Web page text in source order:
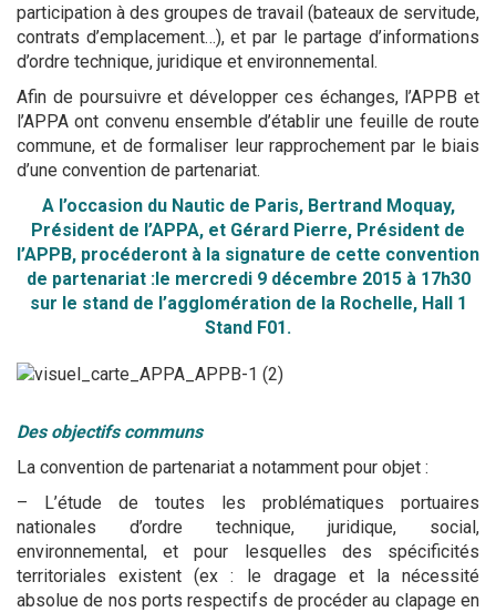
participation à des groupes de travail (bateaux de servitude,
contrats d’emplacement…), et par le partage d’informations
d’ordre technique, juridique et environnemental.
Afin de poursuivre et développer ces échanges, l’APPB et
l’APPA ont convenu ensemble d’établir une feuille de route
commune, et de formaliser leur rapprochement par le biais
d’une convention de partenariat.
A l’occasion du Nautic de Paris, Bertrand Moquay,
Président de l’APPA, et Gérard Pierre, Président de
l’APPB, procéderont à la signature de cette convention
de partenariat :le mercredi 9 décembre 2015 à 17h30
sur le stand de l’agglomération de la Rochelle, Hall 1
Stand F01.
Des objectifs communs
La convention de partenariat a notamment pour objet :
– L’étude de toutes les problématiques portuaires
nationales d’ordre technique, juridique, social,
environnemental, et pour lesquelles des spécificités
territoriales existent (ex : le dragage et la nécessité
absolue de nos ports respectifs de procéder au clapage en